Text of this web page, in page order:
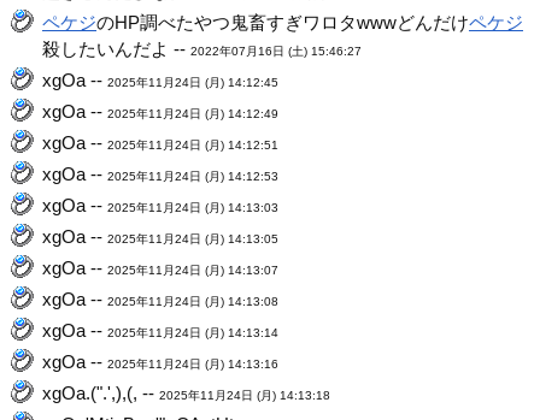
ペケジのHP調べたやつ鬼畜すぎワロタwwwどんだけペケジ
殺したいんだよ --2022年07月16日 (土) 15:46:27
xgOa --2025年11月24日 (月) 14:12:45
xgOa --2025年11月24日 (月) 14:12:49
xgOa --2025年11月24日 (月) 14:12:51
xgOa --2025年11月24日 (月) 14:12:53
xgOa --2025年11月24日 (月) 14:13:03
xgOa --2025年11月24日 (月) 14:13:05
xgOa --2025年11月24日 (月) 14:13:07
xgOa --2025年11月24日 (月) 14:13:08
xgOa --2025年11月24日 (月) 14:13:14
xgOa --2025年11月24日 (月) 14:13:16
xgOa.(".',),(, --2025年11月24日 (月) 14:13:18